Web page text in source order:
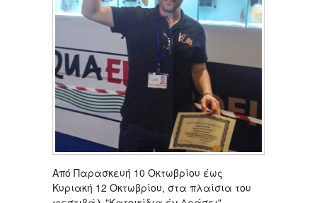
Από Παρασκευή 10 Οκτωβρίου έως
Κυριακή 12 Οκτωβρίου, στα πλαίσια του